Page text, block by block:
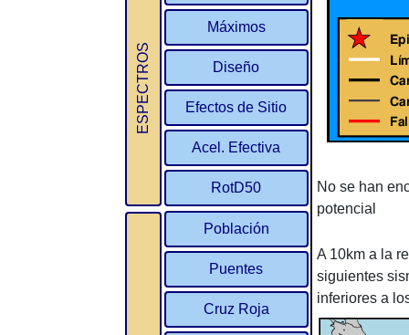
ESPECTROS
Máximos
Diseño
Efectos de Sitio
Acel. Efectiva
RotD50
Población
Puentes
Cruz Roja
No se han
potencial
A 10km a la
siguientes
inferiores a